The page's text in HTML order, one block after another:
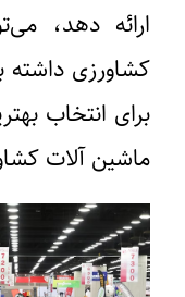
ارائه دهد،
کشاورزی داشته
برای انتخاب
ماشین آلات